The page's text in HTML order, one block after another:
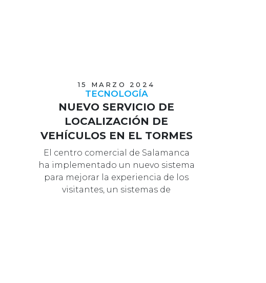
15 MARZO 2024
TECNOLOGÍA
NUEVO SERVICIO DE
LOCALIZACIÓN DE
VEHÍCULOS EN EL TORMES
El centro comercial de Salamanca
ha implementado un nuevo sistema
para mejorar la experiencia de los
visitantes, un sistemas de